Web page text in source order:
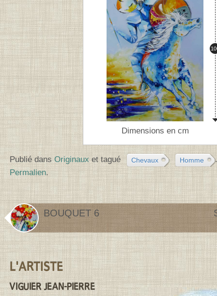
Dimensions en cm
Publié dansOriginauxet tagué Chevaux Homme
Permalien.
BOUQUET 6
Contenu de la barre latérale
L'ARTISTE
VIGUIER JEAN-PIERRE